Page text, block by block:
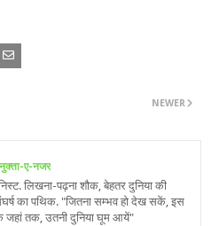
NEWER
ए-नजर
लिखना-पढ़ना शौक, बेहतर दुनिया की
का पथिक. "जितना सम्भव हो देख सकें, इस
जहां तक, उतनी दुनिया घूम आयें"